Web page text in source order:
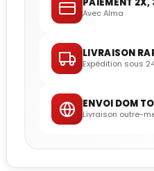
PAIEMENT 2X,
Avec Alma
LIVRAISON
Expédition sous
ENVOI DOM
Livraison outre-